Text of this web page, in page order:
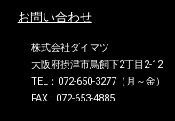
お問い合わせ
株式会社ダイマツ
大阪府摂津市鳥飼下2丁目2-12
TEL：072-650-3277（月～金）
FAX : 072-653-4885